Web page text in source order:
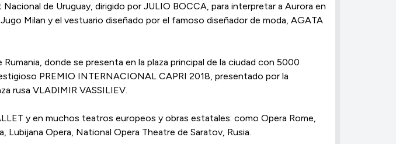
de Uruguay, dirigido por JULIO BOCCA, para interpretar a Aurora en
Milan y el vestuario diseñado por el famoso diseñador de moda, AGATA
donde se presenta en la plaza principal de la ciudad con 5000
PREMIO INTERNACIONAL CAPRI 2018, presentado por la
rusa VLADIMIR VASSILIEV.
y en muchos teatros europeos y obras estatales: como Opera Rome,
Lubijana Opera, National Opera Theatre de Saratov, Rusia.